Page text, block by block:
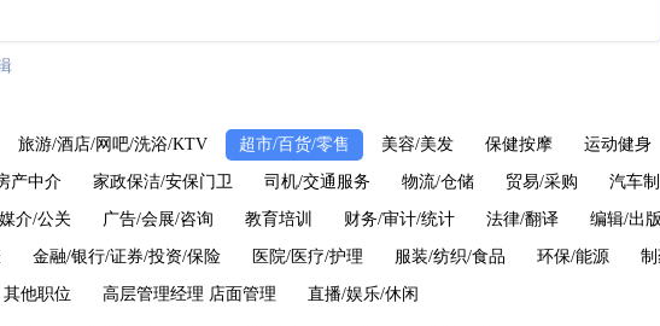
旅游/酒店/网吧/洗浴/KTV 超市/百货/零售 美容/美发 保健按摩 运动健身
产中介 家政保洁/安保门卫 司机/交通服务 物流/仓储 贸易/采购 汽车
介/公关 广告/会展/咨询 教育培训 财务/审计/统计 法律/翻译 编辑/出
金融/银行/证券/投资/保险 医院/医疗/护理 服装/纺织/食品 环保/能源
其他职位 高层管理经理 店面管理 直播/娱乐/休闲